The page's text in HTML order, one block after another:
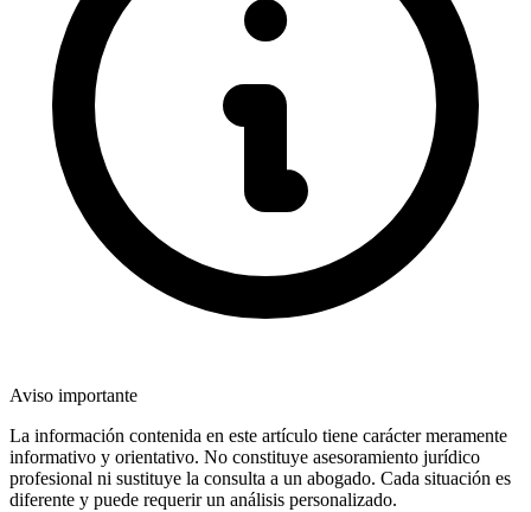
Aviso importante
La información contenida en este artículo tiene carácter meramente
informativo y orientativo. No constituye asesoramiento jurídico
profesional ni sustituye la consulta a un abogado. Cada situación es
diferente y puede requerir un análisis personalizado.